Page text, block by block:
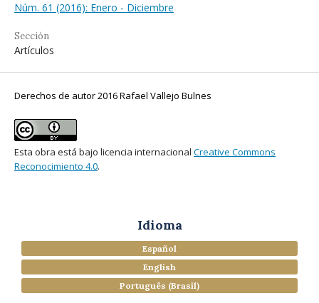
Núm. 61 (2016): Enero - Diciembre
Sección
Artículos
Derechos de autor 2016 Rafael Vallejo Bulnes
Esta obra está bajo licencia internacional Creative Commons
Reconocimiento 4.0.
Idioma
Español
English
Português (Brasil)